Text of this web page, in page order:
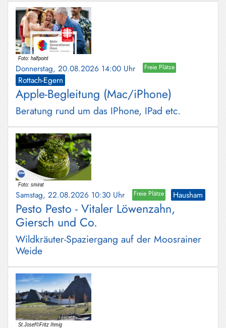
Donnerstag, 20.08.2026 14:00 Uhr Freie Plätze
Rottach-Egern
Apple-Begleitung (Mac/iPhone)
Beratung rund um das IPhone, IPad etc.
Samstag, 22.08.2026 10:30 Uhr Freie Plätze Hausham
Pesto Pesto - Vitaler Löwenzahn,
Giersch und Co.
Wildkräuter-Spaziergang auf der Moosrainer
Weide